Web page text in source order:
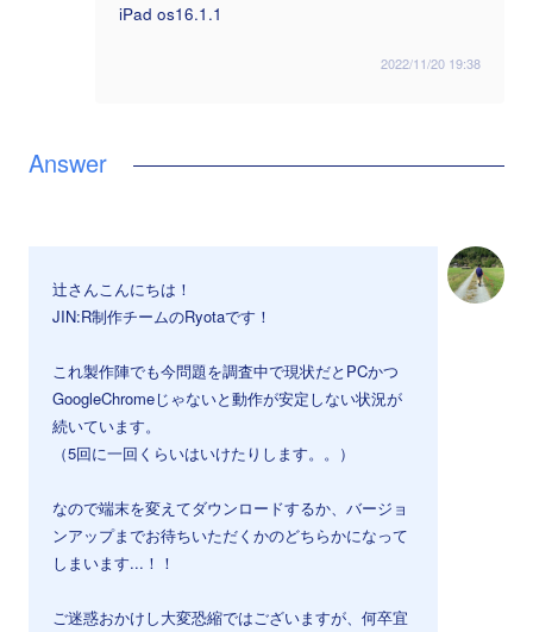
iPad os16.1.1
2022/11/20 19:38
辻さんこんにちは！
JIN:R制作チームのRyotaです！
これ製作陣でも今問題を調査中で現状だとPCかつ
GoogleChromeじゃないと動作が安定しない状況が
続いています。
（5回に一回くらいはいけたりします。。）
なので端末を変えてダウンロードするか、バージョ
ンアップまでお待ちいただくかのどちらかになって
しまいます...！！
ご迷惑おかけし大変恐縮ではございますが、何卒宜